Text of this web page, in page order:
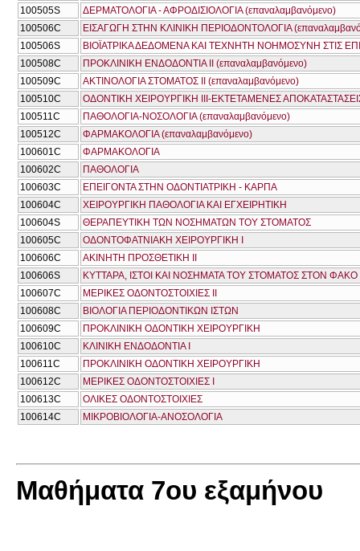
100505S
ΔΕΡΜΑΤΟΛΟΓΙΑ - ΑΦΡΟΔΙΣΙΟΛΟΓΙΑ (επαναλαμβανόμενο)
100506C
ΕΙΣΑΓΩΓΗ ΣΤΗΝ ΚΛΙΝΙΚΗ ΠΕΡΙΟΔΟΝΤΟΛΟΓΙΑ
100506S
ΒΙΟΪΑΤΡΙΚΑ ΔΕΔΟΜΕΝΑ ΚΑΙ ΤΕΧΝΗΤΗ ΝΟΗΜΟΣΥΝΗ ΣΤΙΣ
100508C
ΠΡΟΚΛΙΝΙΚΗ ΕΝΔΟΔΟΝΤΙΑ ΙΙ (επαναλαμβανόμενο)
100509C
ΑΚΤΙΝΟΛΟΓΙΑ ΣΤΟΜΑΤΟΣ ΙΙ (επαναλαμβανόμενο)
100510C
ΟΔΟΝΤΙΚΗ ΧΕΙΡΟΥΡΓΙΚΗ ΙΙΙ-ΕΚΤΕΤΑΜΕΝΕΣ
100511C
ΠΑΘΟΛΟΓΙΑ-ΝΟΣΟΛΟΓΙΑ (επαναλαμβανόμενο)
100512C
ΦΑΡΜΑΚΟΛΟΓΙΑ (επαναλαμβανόμενο)
100601C
ΦΑΡΜΑΚΟΛΟΓΙΑ
100602C
ΠΑΘΟΛΟΓΙΑ
100603C
ΕΠΕΙΓΟΝΤΑ ΣΤΗΝ ΟΔΟΝΤΙΑΤΡΙΚΗ - ΚΑΡΠΑ
100604C
ΧΕΙΡΟΥΡΓΙΚΗ ΠΑΘΟΛΟΓΙΑ ΚΑΙ ΕΓΧΕΙΡΗΤΙΚΗ
100604S
ΘΕΡΑΠΕΥΤΙΚΗ ΤΩΝ ΝΟΣΗΜΑΤΩΝ ΤΟΥ ΣΤΟΜΑΤΟΣ
100605C
ΟΔΟΝΤΟΦΑΤΝΙΑΚΗ ΧΕΙΡΟΥΡΓΙΚΗ I
100606C
ΑΚΙΝΗΤΗ ΠΡΟΣΘΕΤΙΚΗ ΙΙ
100606S
ΚΥΤΤΑΡΑ, ΙΣΤΟΙ ΚΑΙ ΝΟΣΗΜΑΤΑ ΤΟΥ ΣΤΟΜΑΤΟΣ ΣΤΟΝ
100607C
ΜΕΡΙΚΕΣ ΟΔΟΝΤΟΣΤΟΙΧΙΕΣ ΙΙ
100608C
ΒΙΟΛΟΓΙΑ ΠΕΡΙΟΔΟΝΤΙΚΩΝ ΙΣΤΩΝ
100609C
ΠΡΟΚΛΙΝΙΚΗ ΟΔΟΝΤΙΚΗ ΧΕΙΡΟΥΡΓΙΚΗ
100610C
ΚΛΙΝΙΚΗ ΕΝΔΟΔΟΝΤΙΑ Ι
100611C
ΠΡΟΚΛΙΝΙΚΗ ΟΔΟΝΤΙΚΗ ΧΕΙΡΟΥΡΓΙΚΗ
100612C
ΜΕΡΙΚΕΣ ΟΔΟΝΤΟΣΤΟΙΧΙΕΣ Ι
100613C
ΟΛΙΚΕΣ ΟΔΟΝΤΟΣΤΟΙΧΙΕΣ
100614C
ΜΙΚΡΟΒΙΟΛΟΓΙΑ-ΑΝΟΣΟΛΟΓΙΑ
Μαθήματα 7ου εξαμήνου